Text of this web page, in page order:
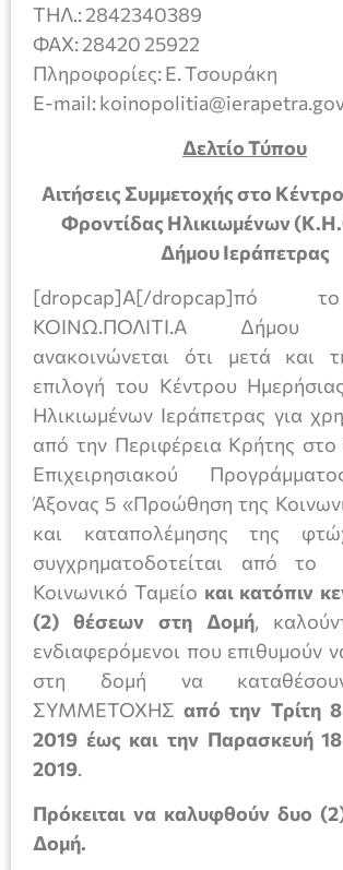
ΤΗΛ.: 2842340389
ΦΑΧ: 28420 25922
Πληροφορίες: Ε. Τσουράκη
Ε-mail:
Δελτίο Τύπου
Αιτήσεις Συμμετοχής στο
Φροντίδας Ηλικιωμένων
Δήμου Ιεράπετρας
[dropcap]Α[/
ΚΟΙΝΩ.ΠΟΛΙΤΙ.Α Δήμου
ανακοινώνεται ότι μετά και
επιλογή του Κέντρου
Ηλικιωμένων Ιεράπετρας για
από την Περιφέρεια Κρήτης στο
Επιχειρησιακού
Άξονας 5 «Προώθηση της
και καταπολέμησης της
συγχρηματοδοτείται από το
Κοινωνικό Ταμείο και κατόπιν
(2) θέσεων στη Δομή,
ενδιαφερόμενοι που επιθυμούν
στη δομή να
ΣΥΜΜΕΤΟΧΗΣαπό την Τρίτη
2019 έως και την Παρασκευή
2019.
Πρόκειται να καλυφθούν δυο
Δομή.